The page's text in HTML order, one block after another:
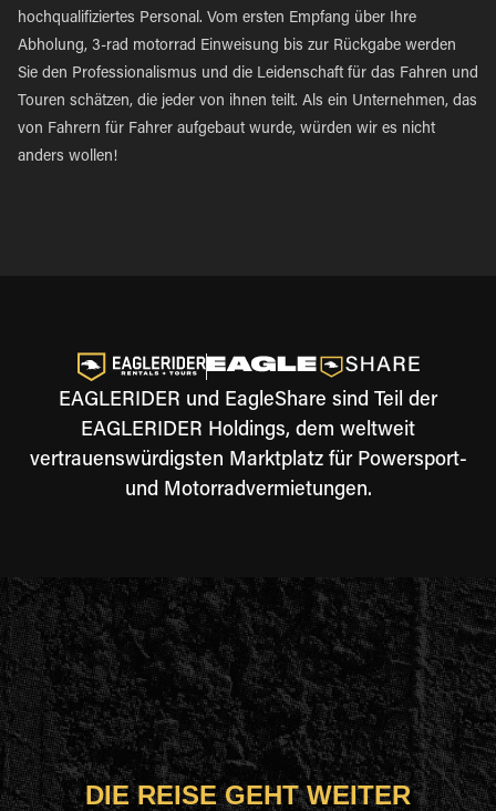
hochqualifiziertes Personal. Vom ersten Empfang über Ihre
Abholung, 3-rad motorrad Einweisung bis zur Rückgabe werden
Sie den Professionalismus und die Leidenschaft für das Fahren und
Touren schätzen, die jeder von ihnen teilt. Als ein Unternehmen, das
von Fahrern für Fahrer aufgebaut wurde, würden wir es nicht
anders wollen!
EAGLERIDER und EagleShare sind Teil der
EAGLERIDER Holdings, dem weltweit
vertrauenswürdigsten Marktplatz für Powersport-
und Motorradvermietungen.
DIE REISE GEHT WEITER